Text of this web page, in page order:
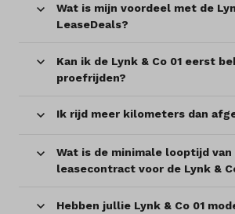
Wat is mijn voordeel met de
LeaseDeals?
Kan ik de Lynk & Co 01 eerst
proefrijden?
Ik rijd meer kilometers dan
Wat is de minimale looptijd
leasecontract voor de Lynk &
Hebben jullie Lynk & Co 01